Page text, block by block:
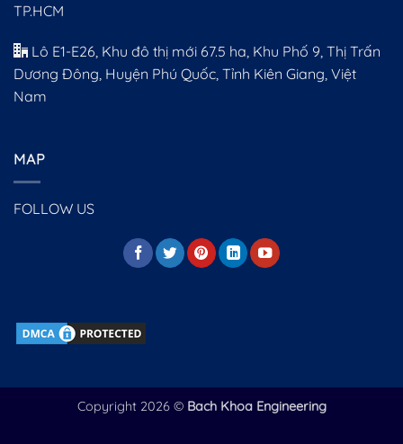
TP.HCM
Lô E1-E26, Khu đô thị mới 67.5 ha, Khu Phố 9, Thị Trấn
Dương Đông, Huyện Phú Quốc, Tỉnh Kiên Giang, Việt
Nam
MAP
FOLLOW US
Copyright 2026 © Bach Khoa Engineering